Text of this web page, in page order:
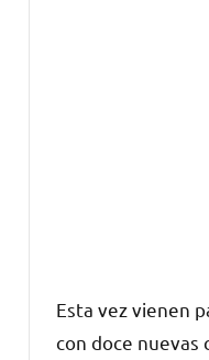
Esta vez vienen
con doce nuevas